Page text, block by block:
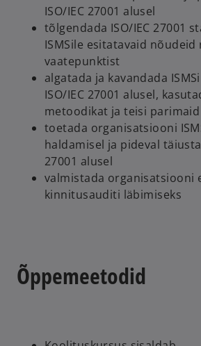
ISO/IEC 27001 alusel
tõlgendada ISO/IEC 27001
ISMSile esitatavaid nõudeid
vaatepunktist
algatada ja kavandada
ISO/IEC 27001 alusel,
metoodikat ja teisi
toetada organisatsiooni
haldamisel ja pideval
27001 alusel
valmistada organisatsiooni
kinnitusauditi läbimiseks
Õppemeetodid